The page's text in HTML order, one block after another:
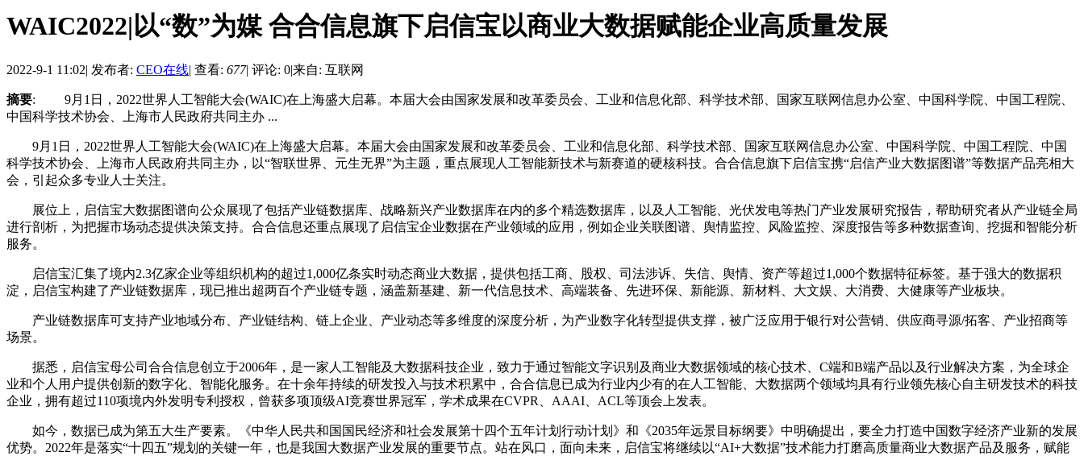
WAIC2022|以“数”为媒 合合信息旗下启信宝以商业大数据赋能企业高质量发展
2022-9-1 11:02| 发布者: CEO在线| 查看: 677| 评论: 0|来自: 互联网
摘要: 9月1日，2022世界人工智能大会(WAIC)在上海盛大启幕。本届大会由国家发展和改革委员会、工业和信息化部、科学技术部、国家互联网信息办公室、中国科学院、中国工程院、
中国科学技术协会、上海市人民政府共同主办 ...
9月1日，2022世界人工智能大会(WAIC)在上海盛大启幕。本届大会由国家发展和改革委员会、工业和信息化部、科学技术部、国家互联网信息办公室、中国科学院、中国工程院、中国
科学技术协会、上海市人民政府共同主办，以“智联世界、元生无界”为主题，重点展现人工智能新技术与新赛道的硬核科技。合合信息旗下启信宝携“启信产业大数据图谱”等数据产品亮相大
会，引起众多专业人士关注。
展位上，启信宝大数据图谱向公众展现了包括产业链数据库、战略新兴产业数据库在内的多个精选数据库，以及人工智能、光伏发电等热门产业发展研究报告，帮助研究者从产业链全局
进行剖析，为把握市场动态提供决策支持。合合信息还重点展现了启信宝企业数据在产业领域的应用，例如企业关联图谱、舆情监控、风险监控、深度报告等多种数据查询、挖掘和智能分析
服务。
启信宝汇集了境内2.3亿家企业等组织机构的超过1,000亿条实时动态商业大数据，提供包括工商、股权、司法涉诉、失信、舆情、资产等超过1,000个数据特征标签。基于强大的数据积
淀，启信宝构建了产业链数据库，现已推出超两百个产业链专题，涵盖新基建、新一代信息技术、高端装备、先进环保、新能源、新材料、大文娱、大消费、大健康等产业板块。
产业链数据库可支持产业地域分布、产业链结构、链上企业、产业动态等多维度的深度分析，为产业数字化转型提供支撑，被广泛应用于银行对公营销、供应商寻源/拓客、产业招商等
场景。
据悉，启信宝母公司合合信息创立于2006年，是一家人工智能及大数据科技企业，致力于通过智能文字识别及商业大数据领域的核心技术、C端和B端产品以及行业解决方案，为全球企
业和个人用户提供创新的数字化、智能化服务。在十余年持续的研发投入与技术积累中，合合信息已成为行业内少有的在人工智能、大数据两个领域均具有行业领先核心自主研发技术的科技
企业，拥有超过110项境内外发明专利授权，曾获多项顶级AI竞赛世界冠军，学术成果在CVPR、AAAI、ACL等顶会上发表。
如今，数据已成为第五大生产要素。《中华人民共和国国民经济和社会发展第十四个五年计划行动计划》和《2035年远景目标纲要》中明确提出，要全力打造中国数字经济产业新的发展
优势。2022年是落实“十四五”规划的关键一年，也是我国大数据产业发展的重要节点。站在风口，面向未来，启信宝将继续以“AI+大数据”技术能力打磨高质量商业大数据产品及服务，赋能